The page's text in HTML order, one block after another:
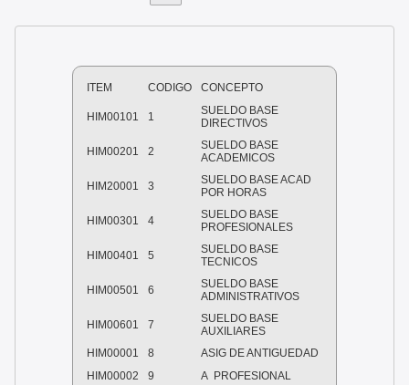
ITEM CODIGO CONCEPTO
HIM00101 1
SUELDO BASE
DIRECTIVOS
HIM00201 2
SUELDO BASE
ACADEMICOS
HIM20001 3
SUELDO BASE ACAD
POR HORAS
HIM00301 4
SUELDO BASE
PROFESIONALES
HIM00401 5
SUELDO BASE
TECNICOS
HIM00501 6
SUELDO BASE
ADMINISTRATIVOS
HIM00601 7
SUELDO BASE
AUXILIARES
HIM00001
8
ASIG DE ANTIGUEDAD
HIM00002
9 A PROFESIONAL